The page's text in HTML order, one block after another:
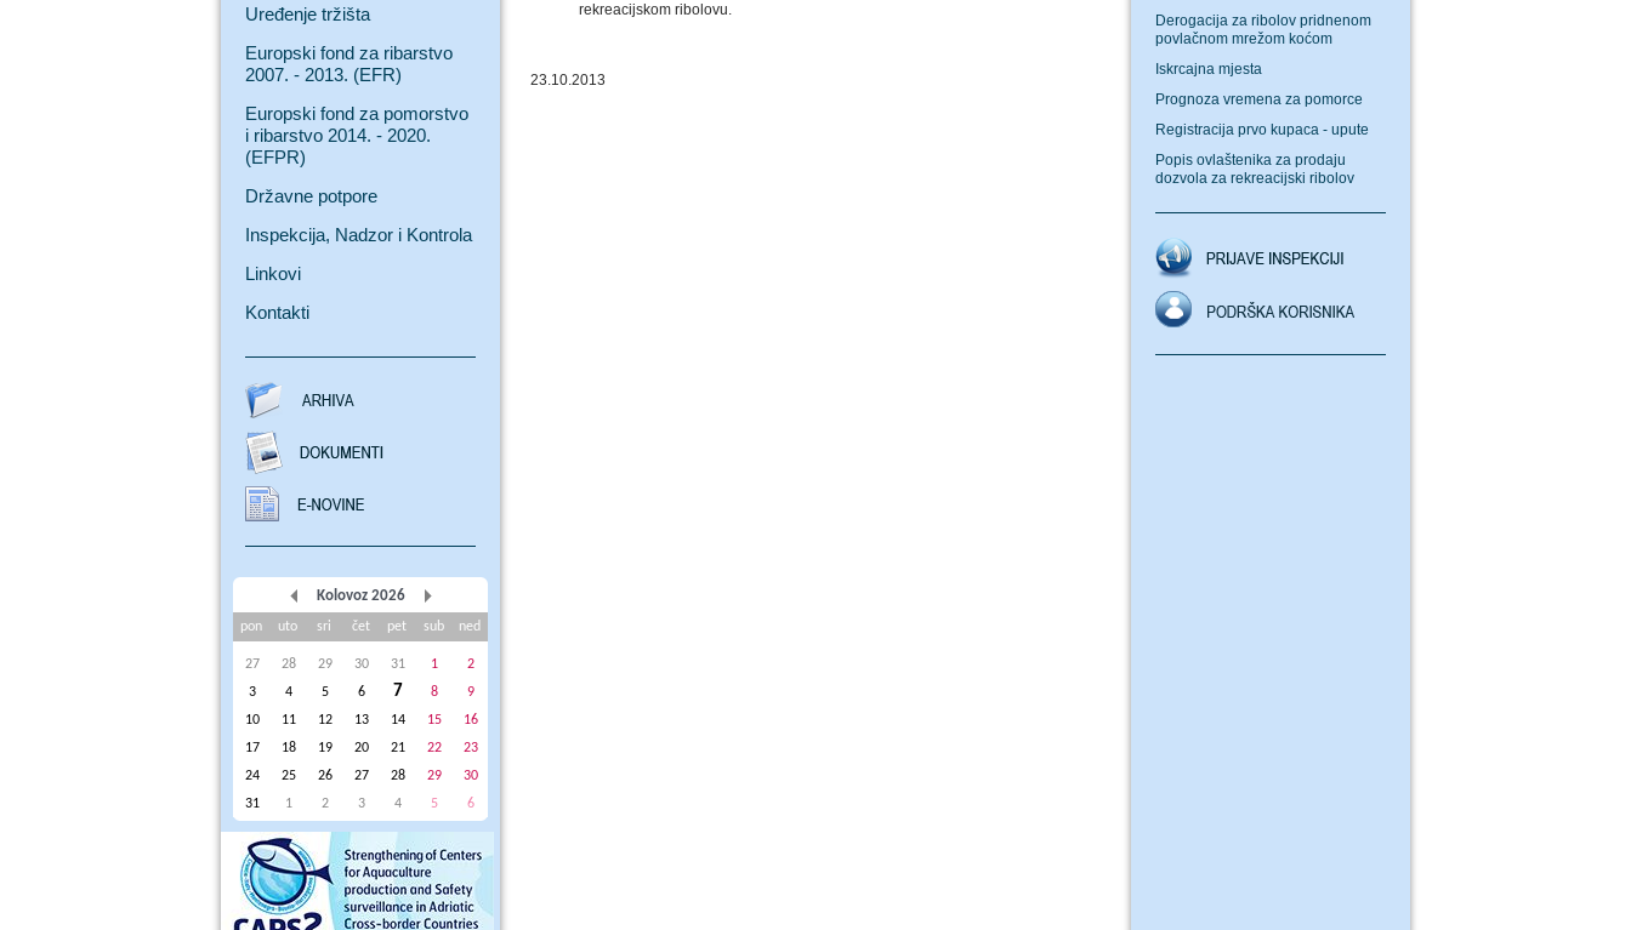
Uređenje tržišta
Europski fond za ribarstvo
2007. - 2013. (EFR)
Europski fond za pomorstvo
i ribarstvo 2014. - 2020.
(EFPR)
Državne potpore
Inspekcija, Nadzor i Kontrola
Linkovi
Kontakti
Kolovoz 2026
pon uto sri čet pet sub ned
27 28 29 30 31 1
2
3
4 5 6 7 8
9
10
11 12 13 14 15
16
17
18 19 20 21 22
23
24
25 26 27 28 29
30
31
1 2 3 4 5 6
rekreacijskom ribolovu.
23.10.2013
Derogacija za ribolov pridnenom
povlačnom mrežom koćom
Iskrcajna mjesta
Prognoza vremena za pomorce
Registracija prvo kupaca - upute
Popis ovlaštenika za prodaju
dozvola za rekreacijski ribolov